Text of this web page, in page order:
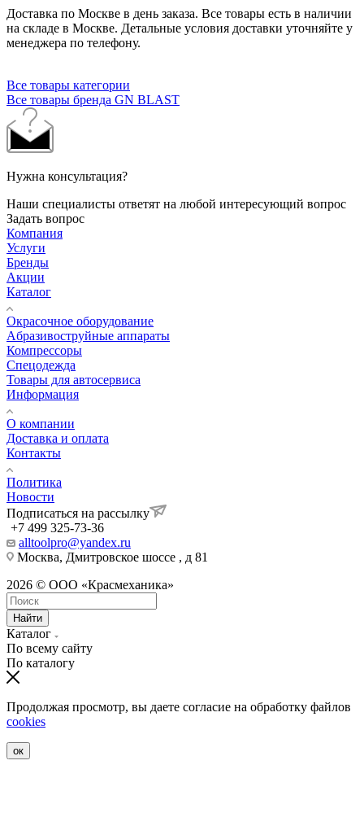
Доставка по Москве в день заказа. Все товары есть в наличии
на складе в Москве. Детальные условия доставки уточняйте у
менеджера по телефону.
Все товары категории
Все товары бренда GN BLAST
Нужна консультация?
Наши специалисты ответят на любой интересующий вопрос
Задать вопрос
Компания
Услуги
Бренды
Акции
Каталог
Окрасочное оборудование
Aбразивоструйные аппараты
Компрессоры
Спецодежда
Товары для автосервиса
Информация
О компании
Доставка и оплата
Контакты
Политика
Новости
Подписаться на рассылку
+7 499 325-73-36
alltoolpro@yandex.ru
Москва, Дмитровское шоссе , д 81
2026 © ООО «Красмеханика»
Найти
Каталог
По всему сайту
По каталогу
Продолжая просмотр, вы даете согласие на обработку файлов
cookies
ок